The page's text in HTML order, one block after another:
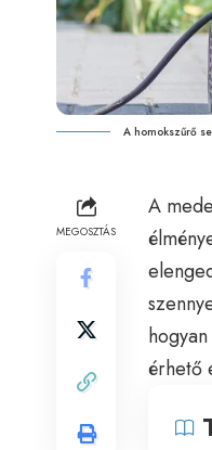
A homokszűrő
MEGOSZTÁS
A
érhető